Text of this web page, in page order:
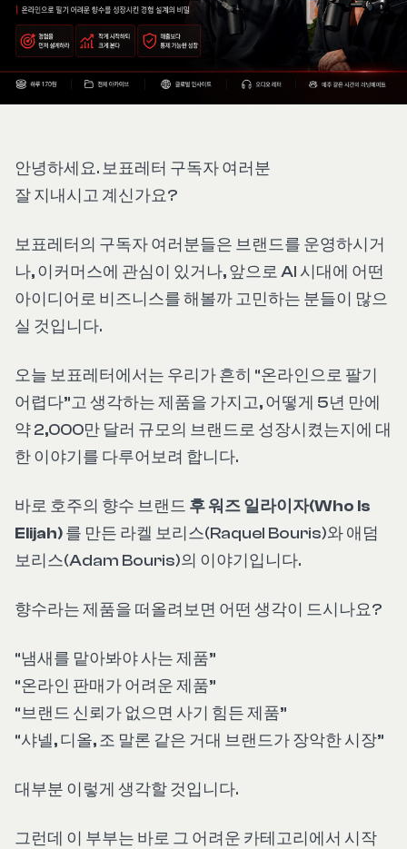
안녕하세요. 보표레터 구독자 여러분
잘 지내시고 계신가요?
보표레터의 구독자 여러분들은 브랜드를 운영하시거
나, 이커머스에 관심이 있거나, 앞으로 AI 시대에 어떤
아이디어로 비즈니스를 해볼까 고민하는 분들이 많으
실 것입니다.
오늘 보표레터에서는 우리가 흔히 “온라인으로 팔기
어렵다”고 생각하는 제품을 가지고, 어떻게 5년 만에
약 2,000만 달러 규모의 브랜드로 성장시켰는지에 대
한 이야기를 다루어보려 합니다.
바로 호주의 향수 브랜드 후 워즈 일라이자(Who Is
Elijah)를 만든 라켈 보리스(Raquel Bouris)와 애덤
보리스(Adam Bouris)의 이야기입니다.
향수라는 제품을 떠올려보면 어떤 생각이 드시나요?
“냄새를 맡아봐야 사는 제품”
“온라인 판매가 어려운 제품”
“브랜드 신뢰가 없으면 사기 힘든 제품”
“샤넬, 디올, 조 말론 같은 거대 브랜드가 장악한 시장”
대부분 이렇게 생각할 것입니다.
그런데 이 부부는 바로 그 어려운 카테고리에서 시작